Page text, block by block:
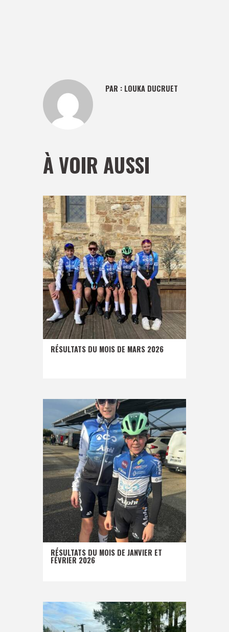
PAR : LOUKA DUCRUET
À VOIR AUSSI
RÉSULTATS DU MOIS DE MARS 2026
RÉSULTATS DU MOIS DE JANVIER ET
FÉVRIER 2026